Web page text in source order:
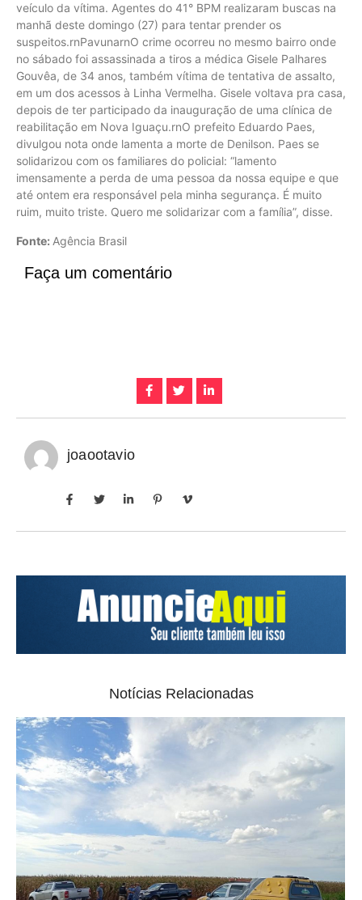
veículo da vítima. Agentes do 41° BPM realizaram buscas na
manhã deste domingo (27) para tentar prender os
suspeitos.rnPavunarnO crime ocorreu no mesmo bairro onde
no sábado foi assassinada a tiros a médica Gisele Palhares
Gouvêa, de 34 anos, também vítima de tentativa de assalto,
em um dos acessos à Linha Vermelha. Gisele voltava pra casa,
depois de ter participado da inauguração de uma clínica de
reabilitação em Nova Iguaçu.rnO prefeito Eduardo Paes,
divulgou nota onde lamenta a morte de Denilson. Paes se
solidarizou com os familiares do policial: “lamento
imensamente a perda de uma pessoa da nossa equipe e que
até ontem era responsável pela minha segurança. É muito
ruim, muito triste. Quero me solidarizar com a família”, disse.
Fonte: Agência Brasil
Faça um comentário
joaootavio
Notícias Relacionadas